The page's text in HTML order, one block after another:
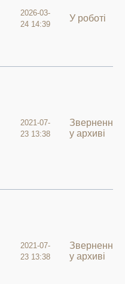
2026-03-
24 14:39
У роботі
2021-07-
23 13:38
Звернення
у архиві
2021-07-
23 13:38
Звернення
у архиві